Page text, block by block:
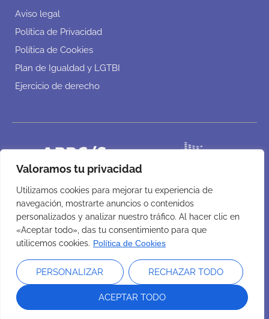
Valoramos tu privacidad
Utilizamos cookies para mejorar tu experiencia de
navegación, mostrarte anuncios o contenidos
personalizados y analizar nuestro tráfico. Al hacer clic en
«Aceptar todo», das tu consentimiento para que
utilicemos cookies. Política de Cookies
PERSONALIZAR RECHAZAR TODO
ACEPTAR TODO
Aviso legal
Política de Privacidad
Política de Cookies
Plan de Igualdad y LGTBI
Ejercicio de derecho